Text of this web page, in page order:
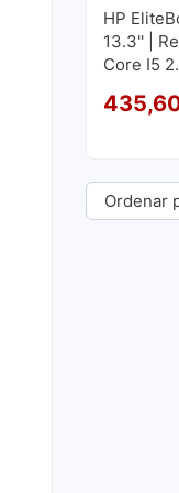
HP
13.3'' |
Core I5